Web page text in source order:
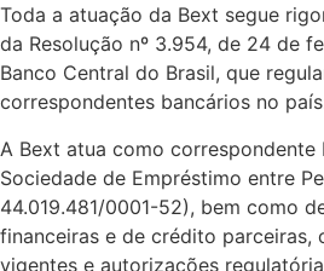
Toda a atuação da Bext segue
da Resolução nº 3.954, de 24 de
Banco Central do Brasil, que
correspondentes bancários no
A Bext atua como correspondente
Sociedade de Empréstimo entre
44.019.481/0001-52), bem como
financeiras e de crédito parceiras,
vigentes e autorizações